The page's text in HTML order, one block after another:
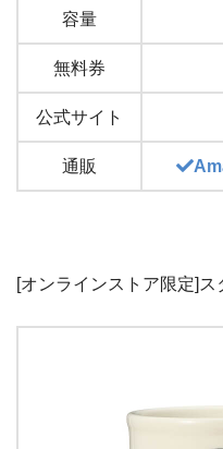
容量
無料券
公式サイト
通販
[オンラインストア限定]